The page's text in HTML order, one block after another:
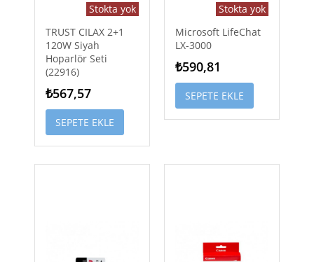
Stokta yok
TRUST CILAX 2+1
120W Siyah
Hoparlör Seti
(22916)
₺567,57
SEPETE EKLE
Stokta yok
Microsoft LifeChat
LX-3000
₺590,81
SEPETE EKLE